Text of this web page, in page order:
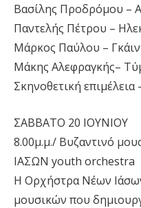
Βασίλης Προδρόμου –
Παντελής Πέτρου –
Μάρκος Παύλου –
Μάκης Αλεφραγκής–
Σκηνοθετική
ΣΑΒΒΑΤΟ 20 ΙΟΥΝΙΟΥ
8.00μ.μ./ Βυζαντινό
ΙΑΣΩΝ youth orchestra
Η Ορχήστρα Νέων
μουσικών που